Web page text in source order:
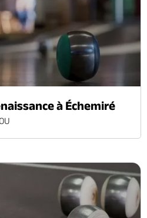
à Échemiré